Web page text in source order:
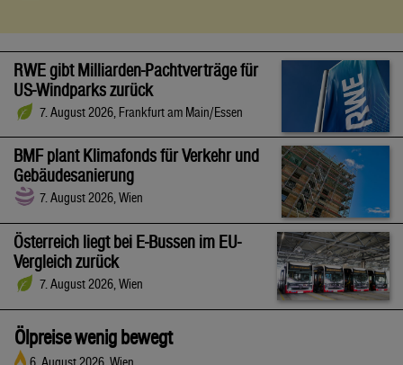
RWE gibt Milliarden-Pachtverträge für
US-Windparks zurück
7. August 2026, Frankfurt am Main/Essen
BMF plant Klimafonds für Verkehr und
Gebäudesanierung
7. August 2026, Wien
Österreich liegt bei E-Bussen im EU-
Vergleich zurück
7. August 2026, Wien
Ölpreise wenig bewegt